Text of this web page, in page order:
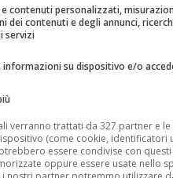
anti-Covid Comirnaty XBB
aver ricevuto 572.228 dosi
una
Romagna(2,5%), la
posizione sono, a parte l’
Valle d’Aosta (8%)
in percentuale
e contenuti personalizzati,
dei contenuti e degli annunci,
servizi
informazioni su dispositivo e/o
verranno trattati da 327 partner e
(come cookie, identificatori
essere condivise con
oppure essere usate nello